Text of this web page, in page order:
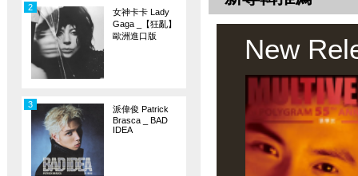
女神卡卡 Lady
Gaga _【狂亂】
歐洲進口版
2
派偉俊 Patrick
Brasca _ BAD
IDEA
3
New